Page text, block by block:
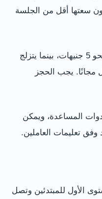
11:00 إلى 11:30، وتكون سعتها أقل من الجلسة
يبلغ سعر البالغ في هذه الجلسة نحو 5 جنيهات، بينما يتزلج
يجب الحجز
المساعدة، ويمكن
تعليمات العاملين.
الأول للمبتدئين وتصل